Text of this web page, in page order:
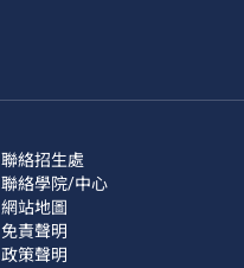
聯絡招生處
聯絡學院/中心
網站地圖
免責聲明
政策聲明